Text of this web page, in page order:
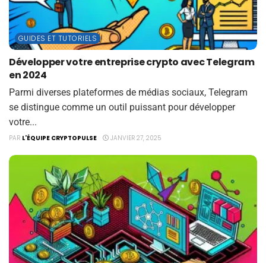
GUIDES ET TUTORIELS
Développer votre entreprise crypto avec Telegram
en 2024
Parmi diverses plateformes de médias sociaux, Telegram
se distingue comme un outil puissant pour développer
votre...
PAR L'ÉQUIPE CRYPTOPULSE JANVIER 27, 2025